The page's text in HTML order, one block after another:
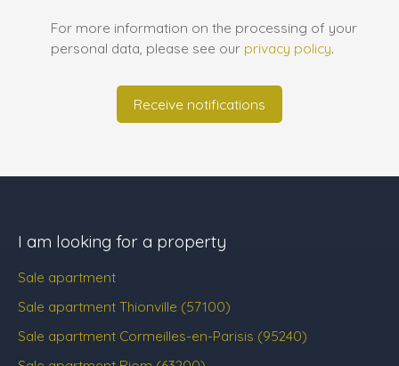
For more information on the processing of your
personal data, please see our privacy policy.
Receive notifications
I am looking for a property
Sale apartment
Sale apartment Thionville (57100)
Sale apartment Cormeilles-en-Parisis (95240)